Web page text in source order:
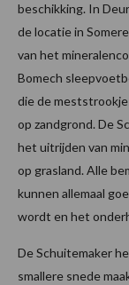
beschikking. In
de locatie in
van het
Bomech
die de
op zandgrond. De
het uitrijden van
op grasland. Alle
kunnen allemaal
wordt en het
De Schuitemaker
smallere snede